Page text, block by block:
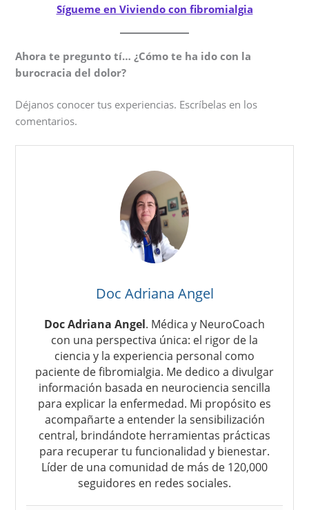
Sígueme en Viviendo con fibromialgia
Ahora te pregunto tí… ¿Cómo te ha ido con la
burocracia del dolor?
Déjanos conocer tus experiencias. Escríbelas en los
comentarios.
Doc Adriana Angel
Doc Adriana Angel. Médica y NeuroCoach
con una perspectiva única: el rigor de la
ciencia y la experiencia personal como
paciente de fibromialgia. Me dedico a divulgar
información basada en neurociencia sencilla
para explicar la enfermedad. Mi propósito es
acompañarte a entender la sensibilización
central, brindándote herramientas prácticas
para recuperar tu funcionalidad y bienestar.
Líder de una comunidad de más de 120,000
seguidores en redes sociales.